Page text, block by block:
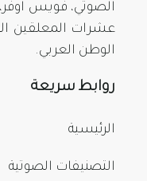
الصوتي، فويس
عشرات المعلقين
الوطن العربي.
روابط سريعة
الرئيسية
التصنيفات الصوتية